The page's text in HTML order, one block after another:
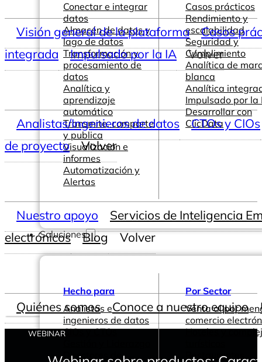
Conectar e integrar
datos
Almacén de datos y
lago de datos
Transformación y
procesamiento de
datos
Analítica y
aprendizaje
automático
Transmite, comparte
y publica
Visualización e
informes
Automatización y
Alertas
Casos prácticos
Rendimiento y
escalabilidad
Seguridad y
Cumplimiento
Analítica de
blanca
Analítica
Impulsado por la
Desarrollar con
ClicData
Soluciones
Hecho para
Analistas e
ingenieros de datos
CIOs y CTOs
Directores de
Por Sector
Venta al por
comercio
Hoteles y
Restaurantes
Visión general de la plataforma
Casos
integrada
Impulsado por la IA Volver
Analistas/Ingenieros de datos
CTOs y CIOs
de proyecto
Volver
Nuestro apoyo
Servicios de Inteligencia
electrónicos
Blog Volver
Quiénes somos Conoce a nuestro equipo
WEBINAR